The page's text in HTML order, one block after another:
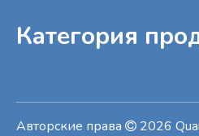
Категория
Авторские права  2026